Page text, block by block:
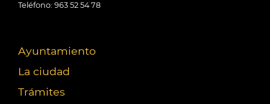
Teléfono: 963 52 54 78
Ayuntamiento
La ciudad
Trámites